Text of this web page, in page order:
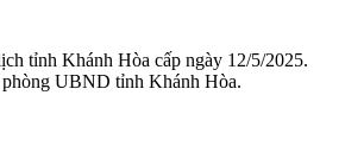
tỉnh Khánh Hòa cấp ngày 12/5/2025.
UBND tỉnh Khánh Hòa.